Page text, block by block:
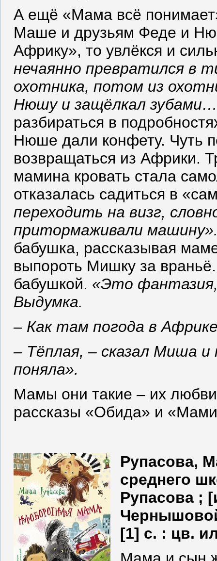
А ещё «Мама всё
Маше и друзьям Феде и
Африку», то увлёкся и
нечаянно превратился в
охотника, потом из
Нюшу и защёлкал
разбираться в
Нюше дали конфету. Чуть
возвращаться из Африки.
мамина кровать стала
отказалась садиться в
переходить на визг,
притормаживали
бабушка, рассказывая
выпороть Мишку за
бабушкой. «Это
Выдумка.
– Как там погода в
– Тёплая, – сказал Миша
поняла».
Мамы они такие – их
рассказы «Обида» и
Рупасова,
среднего
Рупасова ;
[1] с. : цв.